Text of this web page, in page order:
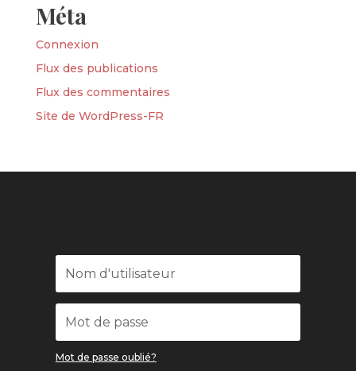
Méta
Connexion
Flux des publications
Flux des commentaires
Site de WordPress-FR
Mot de passe oublié?